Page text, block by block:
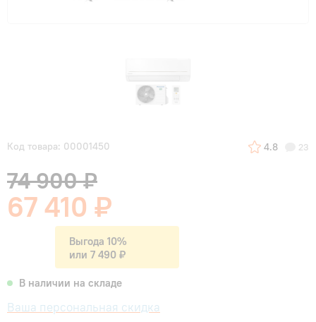
Код товара: 00001450 4.8 23
74 900 ₽
67 410 ₽
Выгода 10%
или 7 490 ₽
В наличии на складе
Ваша персональная скидка